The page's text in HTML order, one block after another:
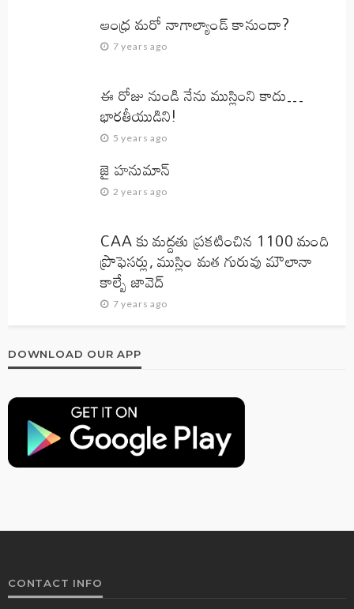
ఆంధ్ర మరో నాగాల్యాండ్ కానుందా?
7 years ago
ఈ రోజు నుండి నేను ముస్లింని కాదు…
భారతీయుడిని!
5 years ago
జై హనుమాన్‌
2 years ago
CAA కు మద్దతు ప్రకటించిన 1100 మంది
ప్రొఫెసర్లు, ముస్లిం మత గురువు మౌలానా
కాల్బే జావెద్‌
7 years ago
DOWNLOAD OUR APP
CONTACT INFO